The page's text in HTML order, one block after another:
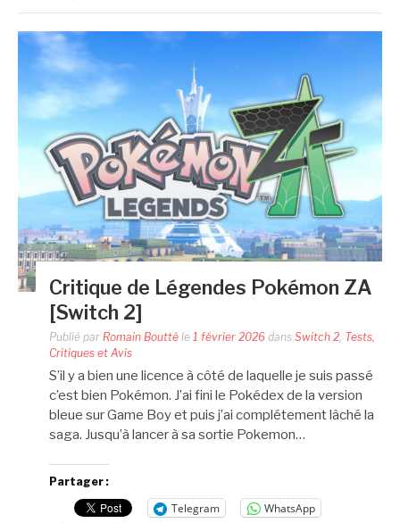
Critique de Légendes Pokémon ZA
[Switch 2]
Publié par Romain Boutté le 1 février 2026 dans Switch 2 Tests,
Critiques et Avis
S’il y a bien une licence à côté de laquelle je suis passé
c’est bien Pokémon. J’ai fini le Pokédex de la version
bleue sur Game Boy et puis j’ai complétement lâché la
saga. Jusqu’à lancer à sa sortie Pokemon…
Partager :
Telegram
WhatsApp